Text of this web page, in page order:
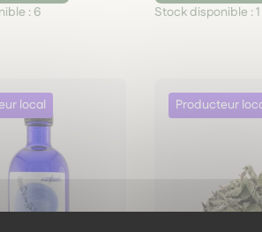
: 6
Stock disponible :1